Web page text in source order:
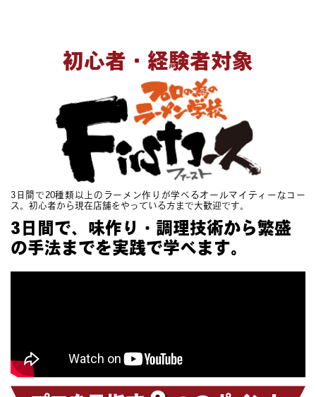
初心者・経験者対象
3日間で20種類以上のラーメン作りが学べる オールマイティーなコー
ス。 初心者から現在店舗をやっている方まで大歓迎です。
3日間で、味作り・調理技術から繁盛
の手法までを実践で学べます。